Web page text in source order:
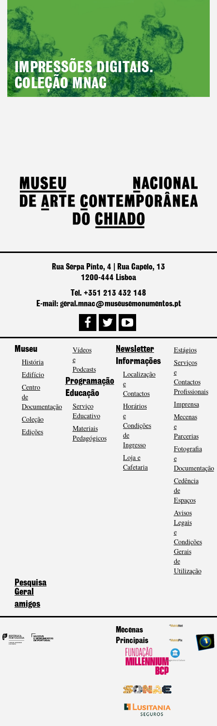
IMPRESSÕES DIGITAIS.
COLEÇÃO MNAC
Rua Serpa Pinto, 4 | Rua Capelo, 13
1200-444 Lisboa
Tel. +351 213 432 148
E-mail: geral.mnac@museusemonumentos.pt
Museu
História
Edifício
Centro
de
Documentação
Coleção
Edições
Vídeos
e
Podcasts
Programação
Educação
Serviço
Educativo
Materiais
Pedagógicos
Newsletter
Informações
Localização
e
Contactos
Horários
e
Condições
de
Ingresso
Loja e
Cafetaria
Estágios
Serviços
e
Contactos
Profissionais
Imprensa
Mecenas
e
Parcerias
Fotografia
e
Documentação
Cedência
de
Espaços
Avisos
Legais
e
Condições
Gerais
de
Utilização
Pesquisa
Geral
amigos
Mecenas
Principais